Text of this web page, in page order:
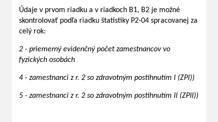
Údaje v prvom riadku a v riadkoch B1, B2 je možné
skontrolovať podľa riadku štatistiky P2-04 spracovanej za
celý rok:
2 - priemerný evidenčný počet zamestnancov vo
fyzických osobách
4 - zamestnanci z r. 2 so zdravotným postihnutím I (ZPI))
5 - zamestnanci z r. 2 so zdravotným postihnutím II (ZPII))